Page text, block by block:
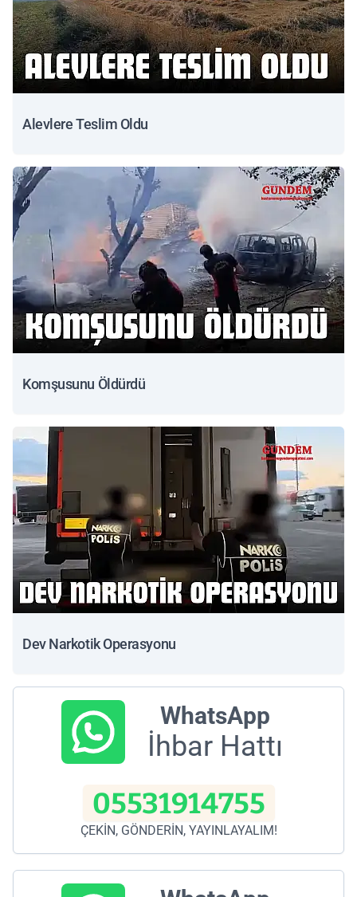
Alevlere Teslim Oldu
Komşusunu Öldürdü
Dev Narkotik Operasyonu
WhatsApp
İhbar Hattı
05531914755
ÇEKİN, GÖNDERİN, YAYINLAYALIM!